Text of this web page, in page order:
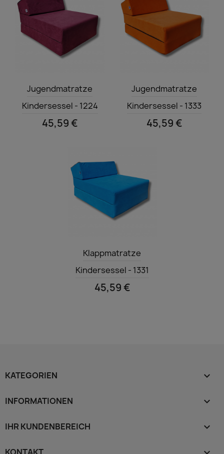
Vorschau
Jugendmatratze
Kindersessel - 1224
45,59 €
Vorschau
Jugendmatratze
Kindersessel - 1333
45,59 €

Klappmatratze
Kindersessel - 1331
45,59 €
KATEGORIEN 
INFORMATIONEN 
IHR KUNDENBEREICH 